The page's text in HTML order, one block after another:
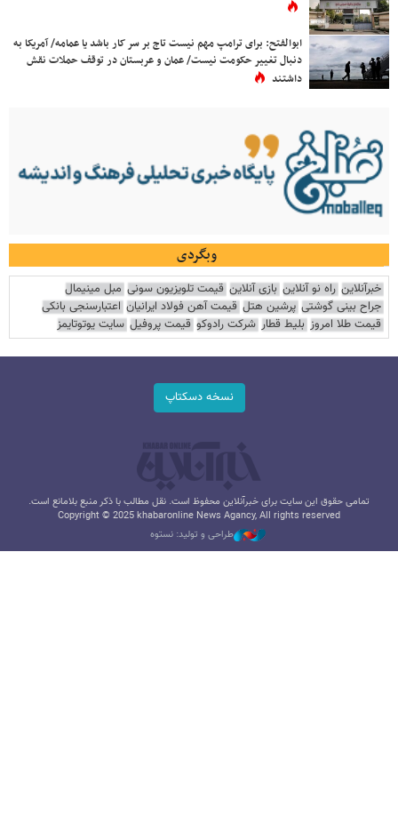
ابوالفتح: برای ترامپ مهم نیست تاج بر سر کار باشد یا عمامه/ آمریکا به
دنبال تغییر حکومت نیست/ عمان و عربستان در توقف حملات نقش
داشتند
وبگردی
خبرآنلاین راه نو آنلاین بازی آنلاین قیمت تلویزیون سونی مبل مینیمال
جراح بینی گوشتی پرشین هتل قیمت آهن فولاد ایرانیان اعتبارسنجی بانکی
قیمت طلا امروز بلیط قطار شرکت رادوکو قیمت پروفیل سایت یوتوتایمز
نسخه دسکتاپ
تمامی حقوق این سایت برای خبرآنلاین محفوظ است. نقل مطالب با ذکر منبع بلامانع است.
Copyright © 2025 khabaronline News Agancy, All rights reserved
طراحی و تولید: نستوه